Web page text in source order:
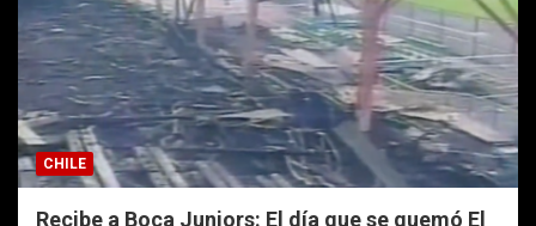
CHILE
Recibe a Boca Juniors: El día que se quemó El